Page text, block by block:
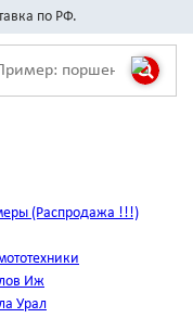
по РФ.
(Распродажа !!!)
Иж
Урал